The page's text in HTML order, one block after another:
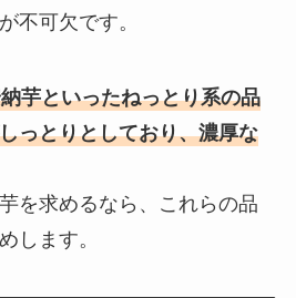
不可欠です。
芋といったねっとり系の品
っとりとしており、濃厚な
を求めるなら、これらの品
します。